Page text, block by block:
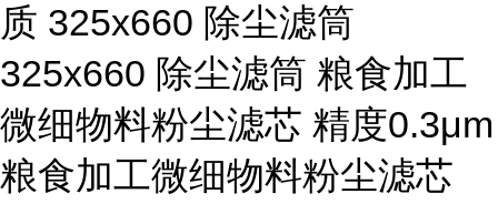
质 325x660 除尘滤筒
325x660 除尘滤筒 粮食加工
微细物料粉尘滤芯 精度0.3μm
粮食加工微细物料粉尘滤芯